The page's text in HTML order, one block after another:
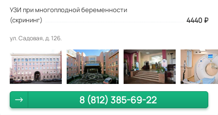
УЗИ при многоплодной беременности
(скрининг)
4440 ₽
ул. Садовая, д. 126.
8 (812) 385-69-22